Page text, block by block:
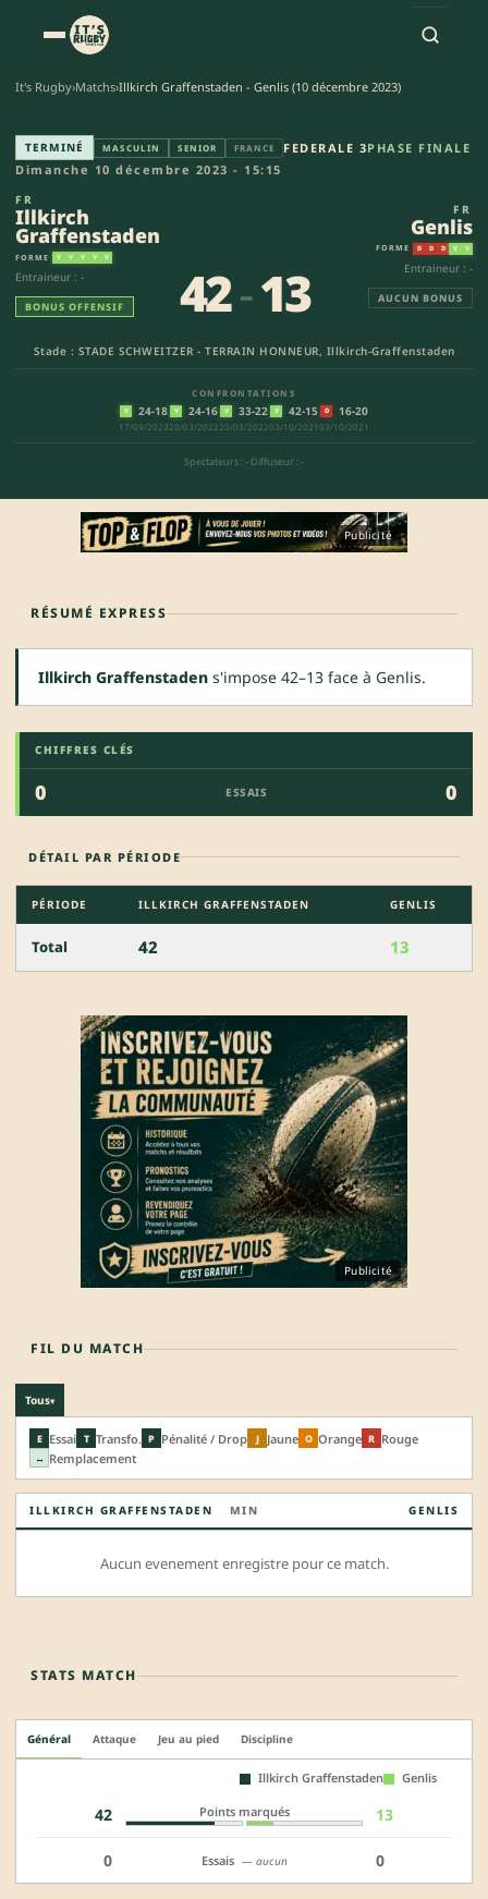
It's Rugby›Matchs›Illkirch Graffenstaden - Genlis (10 décembre 2023)
Illkirch Graffenstaden -
TERMINÉ MASCULIN SENIOR FRANCE FEDERALE 3PHASE FINALE
Dimanche 10 décembre 2023 - 15:15
FR
Illkirch
Graffenstaden
FORME V V V V V
Entraineur : -
BONUS OFFENSIF
Stade : STADE SCHWEITZER - TERRAIN HONNEUR, Illkirch-Graffenstaden
42-13
CONFRONTATIONS
V 24-18
17/09/2023
V 24-16
20/03/2022
V 33-22
20/03/2022
V 42-15
03/10/2021
D 16-20
03/10/2021
Spectateurs : - Diffuseur : -
FR
Genlis
FORME D D D V V
Entraineur : -
AUCUN BONUS
Publicité
RÉSUMÉ EXPRESS
Illkirch Graffenstaden s'impose 42–13 face à Genlis.
CHIFFRES CLÉS
0 ESSAIS 0
DÉTAIL PAR PÉRIODE
PÉRIODE ILLKIRCH GRAFFENSTADEN GENLIS
Total 42 13
Publicité
FIL DU MATCH
Tous▾
E Essai T Transfo. P Pénalité / Drop J Jaune O Orange R Rouge
↔ Remplacement
ILLKIRCH GRAFFENSTADEN MIN GENLIS
Aucun evenement enregistre pour ce match.
STATS MATCH
Général Attaque Jeu au pied Discipline
Illkirch Graffenstaden Genlis
42 Points marqués 13
0 Essais — aucun 0